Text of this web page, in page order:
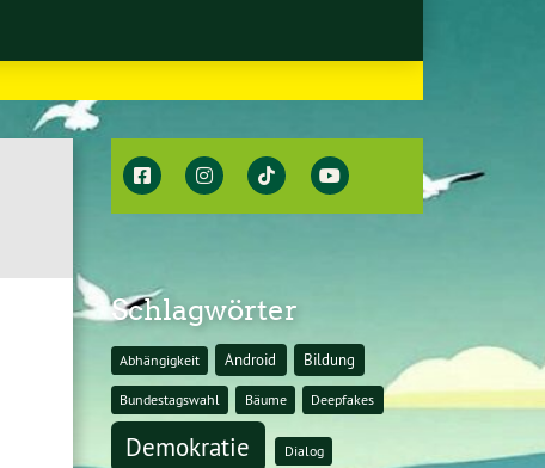
Schlagwörter
Abhängigkeit Android Bildung
Bundestagswahl Bäume Deepfakes
Demokratie Dialog